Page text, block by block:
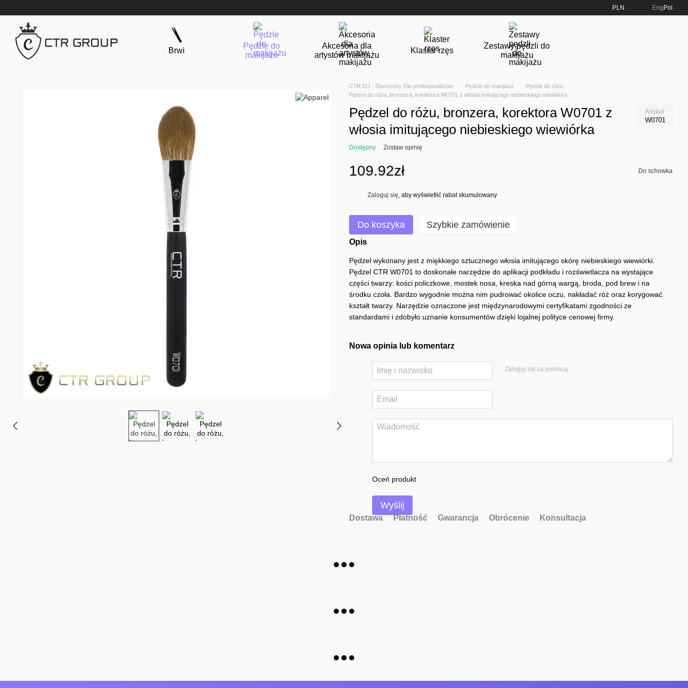
PLN Eng Pol
Brwi
Pędzle do
makijażu
Akcesoria dla
artystów makijażu
Klaster rzęs
Zestawy pędzli do
makijażu
CTR.EU - Stworzony Dla profesjonalistów Pędzle do makijażu
Pędzle do różu
Pędzel do różu, bronzera, korektora W0701 z włosia imitującego niebieskiego wiewiórka
Pędzel do różu, bronzera, korektora W0701 z
włosia imitującego niebieskiego wiewiórka
Artykuł
W0701
Dostępny Zostaw opinię
109.92zł Do schowka
Zaloguj się , aby wyświetlić rabat skumulowany
Do koszyka Szybkie zamówienie
Opis
Pędzel wykonany jest z miękkiego sztucznego włosia imitującego skórę niebieskiego wiewiórki.
Pędzel CTR W0701 to doskonałe narzędzie do aplikacji podkładu i rozświetlacza na wystające
części twarzy: kości policzkowe, mostek nosa, kreska nad górną wargą, broda, pod brew i na
środku czoła. Bardzo wygodnie można nim pudrować okolice oczu, nakładać róż oraz korygować
kształt twarzy. Narzędzie oznaczone jest międzynarodowymi certyfikatami zgodności ze
standardami i zdobyło uznanie konsumentów dzięki lojalnej polityce cenowej firmy.
Nowa opinia lub komentarz
Zaloguj się za pomocą
Oceń produkt
Wyślij
Dostawa Płatność Gwarancja Obrócenie Konsultacja